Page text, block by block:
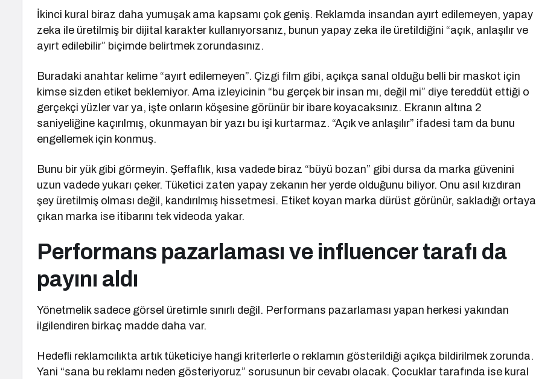
İkinci kural biraz daha yumuşak ama kapsamı çok geniş. Reklamda insandan ayırt edilemeyen, yapay
zeka ile üretilmiş bir dijital karakter kullanıyorsanız, bunun yapay zeka ile üretildiğini “açık, anlaşılır ve
ayırt edilebilir” biçimde belirtmek zorundasınız.
Buradaki anahtar kelime “ayırt edilemeyen”. Çizgi film gibi, açıkça sanal olduğu belli bir maskot için
kimse sizden etiket beklemiyor. Ama izleyicinin “bu gerçek bir insan mı, değil mi” diye tereddüt ettiği o
gerçekçi yüzler var ya, işte onların köşesine görünür bir ibare koyacaksınız. Ekranın altına 2
saniyeliğine kaçırılmış, okunmayan bir yazı bu işi kurtarmaz. “Açık ve anlaşılır” ifadesi tam da bunu
engellemek için konmuş.
Bunu bir yük gibi görmeyin. Şeffaflık, kısa vadede biraz “büyü bozan” gibi dursa da marka güvenini
uzun vadede yukarı çeker. Tüketici zaten yapay zekanın her yerde olduğunu biliyor. Onu asıl kızdıran
şey üretilmiş olması değil, kandırılmış hissetmesi. Etiket koyan marka dürüst görünür, sakladığı ortaya
çıkan marka ise itibarını tek videoda yakar.
Performans pazarlaması ve influencer tarafı da
payını aldı
Yönetmelik sadece görsel üretimle sınırlı değil. Performans pazarlaması yapan herkesi yakından
ilgilendiren birkaç madde daha var.
Hedefli reklamcılıkta artık tüketiciye hangi kriterlerle o reklamın gösterildiği açıkça bildirilmek zorunda.
Yani “sana bu reklamı neden gösteriyoruz” sorusunun bir cevabı olacak. Çocuklar tarafında ise kural